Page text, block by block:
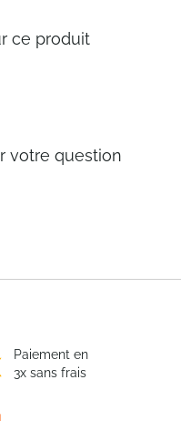
ce produit
votre question
Paiement en
3x sans frais